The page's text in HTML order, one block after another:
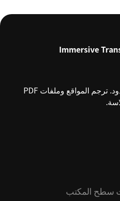
Immersive
ابدأ رحلتك في القراءة بلا حدود. ترجم المواقع وملفات PDF
سطح المكتب